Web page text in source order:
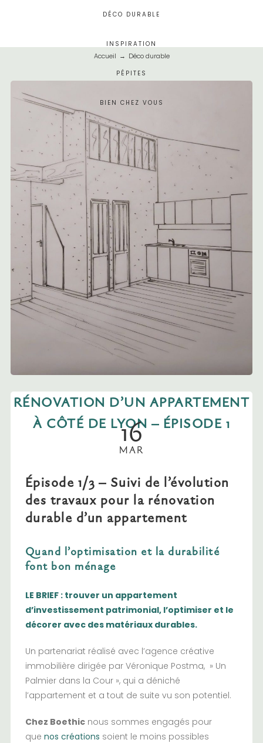
DÉCO DURABLE
INSPIRATION
PÉPITES
BIEN CHEZ VOUS
Accueil → Déco durable
RÉNOVATION D’UN APPARTEMENT
À CÔTÉ DE LYON – ÉPISODE 1
16
MAR
Épisode 1/3 – Suivi de l’évolution
des travaux pour la rénovation
durable d’un appartement
Quand l’optimisation et la durabilité
font bon ménage
LE BRIEF : trouver un appartement
d’investissement patrimonial, l’optimiser et le
décorer avec des matériaux durables.
Un partenariat réalisé avec l’agence créative
immobilière dirigée par Véronique Postma, » Un
Palmier dans la Cour », qui a déniché
l’appartement et a tout de suite vu son potentiel.
Chez Boethicnous sommes engagés pour
que nos créations soient le moins possibles